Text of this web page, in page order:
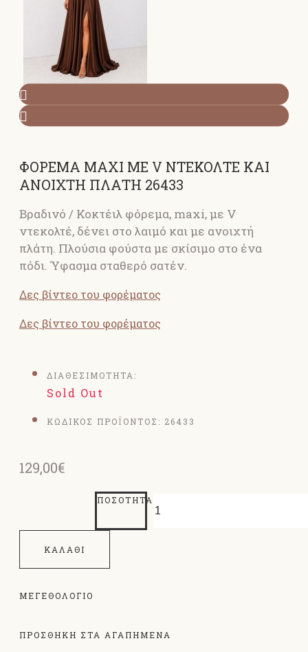
ΦΟΡΕΜΑ MAXI ΜΕ V ΝΤΕΚΟΛΤΕ KAI
ΑΝΟΙΧΤΗ ΠΛΑΤΗ 26433
Βραδινό / Κοκτέιλ φόρεμα, maxi, με V
ντεκολτέ, δένει στο λαιμό και με ανοιχτή
πλάτη. Πλούσια φούστα με σκίσιμο στο ένα
πόδι. Ύφασμα σταθερό σατέν.
Δες βίντεο του φορέματος
Δες βίντεο του φορέματος
ΔΙΑΘΕΣΙΜΟΤΗΤΑ:
Sold Out
ΚΩΔΙΚΟΣ ΠΡΟΪΟΝΤΟΣ: 26433
129,00€
ΠΟΣΌΤΗΤΑ
ΚΑΛΆΘΙ
ΜΕΓΕΘΟΛΌΓΙΟ
ΠΡΟΣΘΗΚΗ ΣΤΑ ΑΓΑΠΗΜΕΝΑ